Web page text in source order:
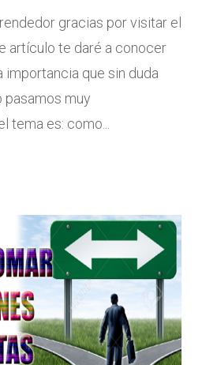
gracias por visitar el
artículo te daré a conocer
importancia que sin duda
pasamos muy
tema es: como...